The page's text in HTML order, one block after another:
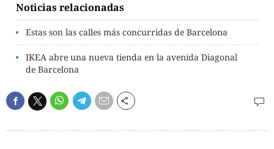
Noticias relacionadas
Estas son las calles más concurridas de Barcelona
IKEA abre una nueva tienda en la avenida Diagonal
de Barcelona